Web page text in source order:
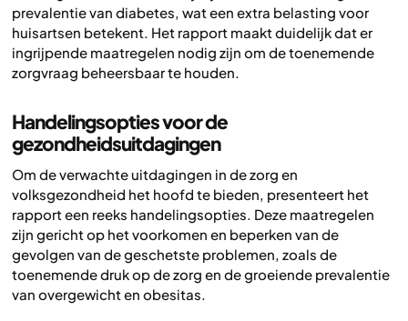
prevalentie van diabetes, wat een extra belasting voor
huisartsen betekent. Het rapport maakt duidelijk dat er
ingrijpende maatregelen nodig zijn om de toenemende
zorgvraag beheersbaar te houden.
Handelingsopties voor de
gezondheidsuitdagingen
Om de verwachte uitdagingen in de zorg en
volksgezondheid het hoofd te bieden, presenteert het
rapport een reeks handelingsopties. Deze maatregelen
zijn gericht op het voorkomen en beperken van de
gevolgen van de geschetste problemen, zoals de
toenemende druk op de zorg en de groeiende prevalentie
van overgewicht en obesitas.